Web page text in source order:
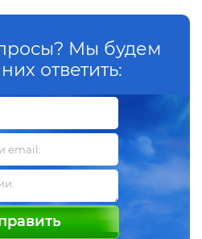
Мы будем
ответить: